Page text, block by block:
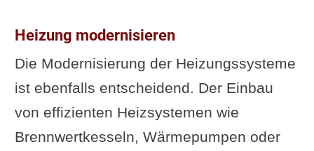
Heizung modernisieren
Die Modernisierung der Heizungssysteme
ist ebenfalls entscheidend. Der Einbau
von effizienten Heizsystemen wie
Brennwertkesseln, Wärmepumpen oder